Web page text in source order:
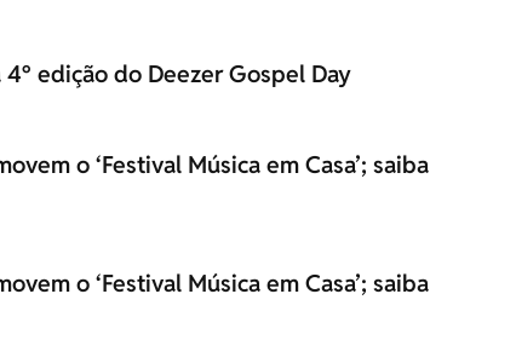
edição do Deezer Gospel Day
o ‘Festival Música em Casa’; saiba
o ‘Festival Música em Casa’; saiba